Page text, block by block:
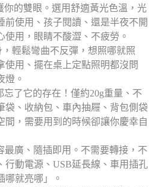
你的雙眼。選用舒適黃光色溫，光
前使用、孩子閱讀、還是半夜不開
使用，眼睛不酸澀、不疲勞。
輕鬆彎曲不反彈，想照哪就照
使用、擺在桌上定點照明都沒問
燈。
了它的存在！僅約20g重量、不
袋、收納包、車內抽屜、背包側袋
間，需要用到的時候卻讓你慶幸自
最廣、隨插即用。不需要轉接，不
行動電源、USB延長線、車用插孔
哪就亮哪」。